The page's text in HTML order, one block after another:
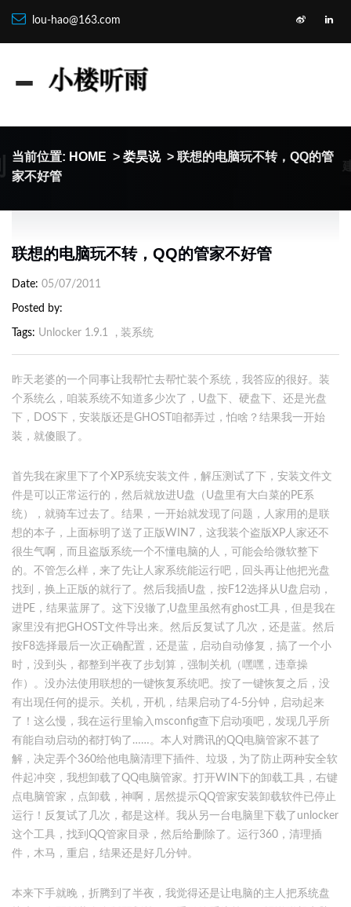
lou-hao@163.com
当前位置: HOME > 娄昊说 > 联想的电脑玩不转，QQ的管
家不好管
联想的电脑玩不转，QQ的管家不好管
Date 05/07/2011
Posted by
Tags Unlocker 1.9.1 , 装系统
昨天老婆的一个同事让我帮忙去帮忙装个系统，我答应的很好。装
个系统么，咱装系统不知道多少次了，U盘下、硬盘下、还是光盘
下，DOS下，安装版还是GHOST咱都弄过，怕啥？结果我一开始
装，就傻眼了。
首先我在家里下了个XP系统安装文件，解压测试了下，安装文件文
件是可以正常运行的，然后就放进U盘（U盘里有大白菜的PE系
统），就骑车过去了。结果，一开始就发现了问题，人家用的是联
想的本子，上面标明了送了正版WIN7，这我装个盗版XP人家还不
很生气啊，而且盗版系统一个不懂电脑的人，可能会给微软整下
的。不管怎么样，来了先让人家系统能运行吧，回头再让他把光盘
找到，换上正版的就行了。然后我插U盘，按F12选择从U盘启动，
进PE，结果蓝屏了。这下没辙了,U盘里虽然有ghost工具，但是我在
家里没有把GHOST文件导出来。然后反复试了几次，还是蓝。然后
按F8选择最后一次正确配置，还是蓝，启动自动修复，搞了一个小
时，没到头，都整到半夜了步划算，强制关机（嘿嘿，违章操
作）。没办法使用联想的一键恢复系统吧。按了一键恢复之后，没
有出现任何的提示。关机，开机，结果启动了4-5分钟，启动起来
了！这么慢，我在运行里输入msconfig查下启动项吧，发现几乎所
有能自动启动的都打钩了……。本人对腾讯的QQ电脑管家不甚了
解，决定弄个360给他电脑清理下插件、垃圾，为了防止两种安全软
件起冲突，我想卸载了QQ电脑管家。打开WIN下的卸载工具，右键
点电脑管家，点卸载，神啊，居然提示QQ管家安装卸载软件已停止
运行！反复试了几次，都是这样。我从另一台电脑里下载了unlocker
这个工具，找到QQ管家目录，然后给删除了。运行360，清理插
件，木马，重启，结果还是好几分钟。
本来下手就晚，折腾到了半夜，我觉得还是让电脑的主人把系统盘